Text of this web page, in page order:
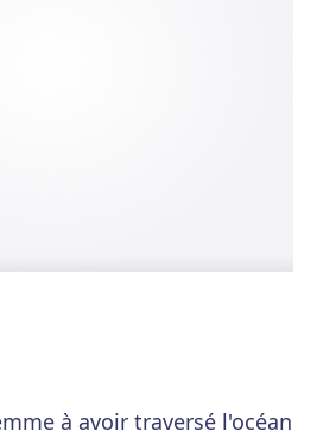
à avoir traversé l'océan